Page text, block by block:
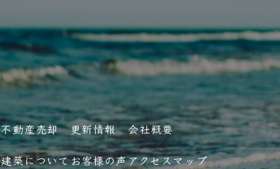
不動産売却
建築について
更新情報
お客様の声
会社概要
アクセスマップ